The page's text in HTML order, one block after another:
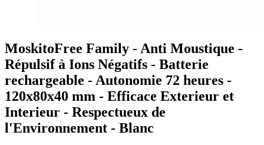
MoskitoFree Family - Anti Moustique -
Répulsif à Ions Négatifs - Batterie
rechargeable - Autonomie 72 heures -
120x80x40 mm - Efficace Exterieur et
Interieur - Respectueux de
l'Environnement - Blanc